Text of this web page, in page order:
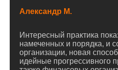
Александр М.
Интересный практика
намеченных и порядка, и
организации, новая
идейные прогрессивного